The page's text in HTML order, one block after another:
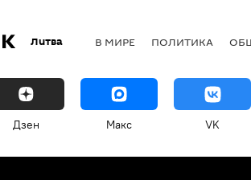
Литва В МИРЕ ПОЛИТИКА
Дзен Макс VK